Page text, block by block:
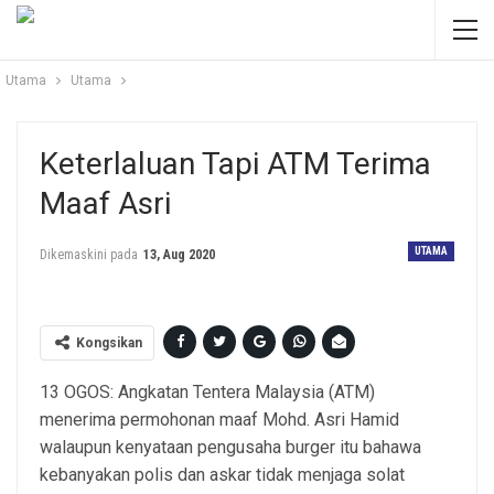
Utama Utama
Keterlaluan Tapi ATM Terima
Maaf Asri
UTAMA
Dikemaskini pada 13, Aug 2020
Kongsikan
13 OGOS: Angkatan Tentera Malaysia (ATM)
menerima permohonan maaf Mohd. Asri Hamid
walaupun kenyataan pengusaha burger itu bahawa
kebanyakan polis dan askar tidak menjaga solat